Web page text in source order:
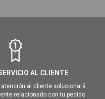
AL CLIENTE
atención al cliente solucionará
relacionado con tu pedido.